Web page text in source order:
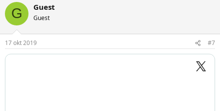
G Guest
Guest
17 okt 2019 #7